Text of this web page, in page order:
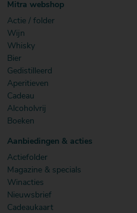
Mitra webshop
Actie / folder
Wijn
Whisky
Bier
Gedistilleerd
Aperitieven
Cadeau
Alcoholvrij
Boeken
Aanbiedingen & acties
Actiefolder
Magazine & specials
Winacties
Nieuwsbrief
Cadeaukaart